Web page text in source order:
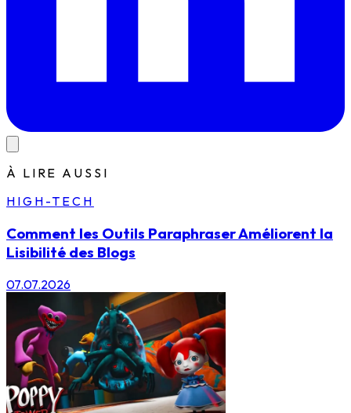
À LIRE AUSSI
HIGH-TECH
Comment les Outils Paraphraser Améliorent la
Lisibilité des Blogs
07.07.2026